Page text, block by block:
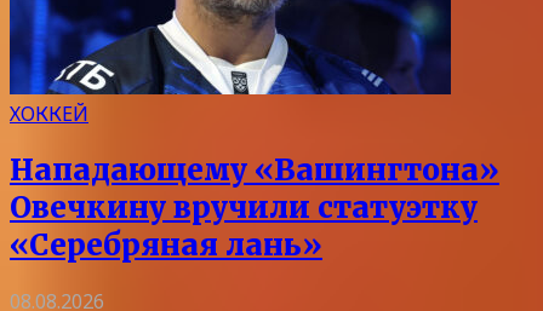
ХОККЕЙ
Нападающему «Вашингтона»
Овечкину вручили статуэтку
«Серебряная лань»
08.08.2026